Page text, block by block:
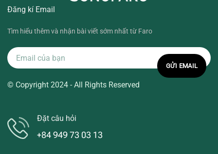
Đăng kí Email
Tìm hiểu thêm và nhận bài viết sớm nhất từ Faro
© Copyright 2024 - All Rights Reserved
Đặt câu hỏi
+84 949 73 03 13